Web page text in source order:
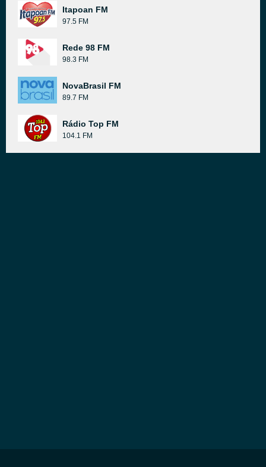
Itapoan FM
97.5 FM
Rede 98 FM
98.3 FM
NovaBrasil FM
89.7 FM
Rádio Top FM
104.1 FM